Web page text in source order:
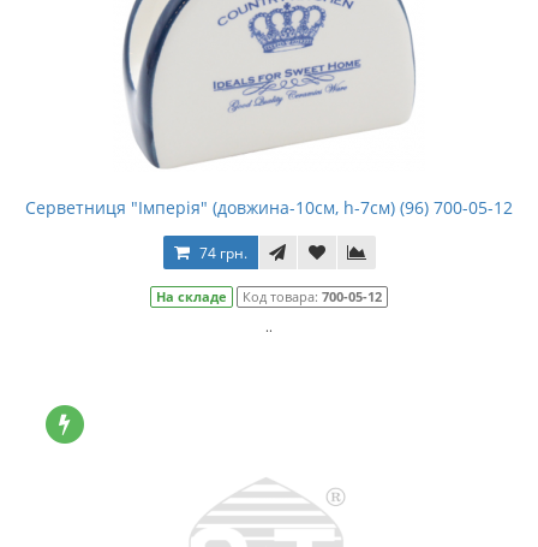
Серветниця "Імперія" (довжина-10см, h-7см) (96) 700-05-12
74 грн.
На складе Код товара: 700-05-12
..